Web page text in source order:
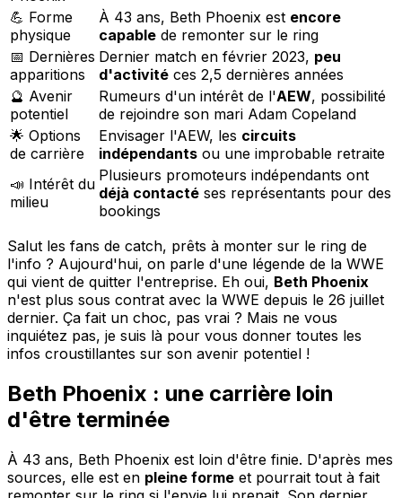
💪 Forme
physique
À 43 ans, Beth Phoenix est encore
capable de remonter sur le ring
📅 Dernières
apparitions
Dernier match en février 2023, peu
d'activité ces 2,5 dernières années
🔮 Avenir
potentiel
Rumeurs d'un intérêt de l'AEW, possibilité
de rejoindre son mari Adam Copeland
🌟 Options
de carrière
Envisager l'AEW, les circuits
indépendants ou une improbable retraite
📣 Intérêt du
milieu
Plusieurs promoteurs indépendants ont
déjà contacté ses représentants pour des
bookings
Salut les fans de catch, prêts à monter sur le ring de
l'info ? Aujourd'hui, on parle d'une légende de la WWE
qui vient de quitter l'entreprise. Eh oui, Beth Phoenix
n'est plus sous contrat avec la WWE depuis le 26 juillet
dernier. Ça fait un choc, pas vrai ? Mais ne vous
inquiétez pas, je suis là pour vous donner toutes les
infos croustillantes sur son avenir potentiel !
Beth Phoenix : une carrière loin
d'être terminée
À 43 ans, Beth Phoenix est loin d'être finie. D'après mes
sources, elle est en pleine forme et pourrait tout à fait